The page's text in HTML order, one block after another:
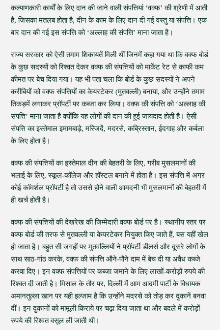
कल्याणकारी कार्यों के लिए दान की जाने वाली संपत्तियां ‘वक्फ’ की श्रेणी में आती
हैं, जिसका मतलब होता है, दीन के काम के लिए दान दी गई वस्तु या संपत्ति। एक
बार दान की गई इस संपत्ति को ‘अल्लाह की संपत्ति’ माना जाता है।
राज्य सरकार को ऐसी तमाम शिकायतें मिली थीं जिनमें कहा गया था कि वक्फ बोर्ड
के कुछ सदस्यों को रिश्वत देकर वक्फ की संपत्तियों को मार्केट रेट से काफी कम
कीमत पर बेच दिया गया। यह भी पता चला कि बोर्ड के कुछ सदस्यों ने अपने
करीबियों को वक्फ संपत्तियों का केयरटेकर (मुतवल्ली) बनाया, और उन्होंने तमाम
तिकड़में लगाकर प्रॉपर्टी पर कब्जा कर लिया। वक्फ की संपत्ति को ‘अल्लाह की
संपत्ति’ माना जाता है क्योंकि यह लोगों की दान की हुई जायदाद होती है। ऐसी
संपत्ति का इस्तेमाल इमामबाड़े, मस्जिदें, मदरसे, कब्रिस्तान, ईदगाह और कर्बला
के लिए होता है।
वक्फ की संपत्तियों का इस्तेमाल दीन की बेहतरी के लिए, गरीब मुसलमानों की
भलाई के लिए, स्कूल-कॉलेज और हॉस्टल बनाने में होता है। इस संपत्ति में अगर
कोई कॉमर्शल प्रॉपर्टी है तो उससे होने वाली आमदनी भी मुसलमानों की बेहतरी में
ही खर्च होती है।
वक्फ की संपत्तियों की देखरेख की जिम्मेदारी वक्फ बोर्ड पर है। स्थानीय स्तर पर
वक्फ बोर्ड की तरफ से मुतवल्ली या केयरटेकर नियुक्त किए जाते हैं, बस यहीं खेल
हो जाता है। बहुत सी जगहों पर मुतवल्लियों ने प्रॉपर्टी डीलर्स और दूसरे लोगों के
साथ साठ-गांठ करके, वक्फ की संपत्ति औने-पौने दाम में बेच दी या अवैध कब्जे
करवा दिए। इन वक्फ संपत्तियों पर कब्जा जमाने के लिए लाखों-करोड़ों रुपये की
रिश्वत दी जाती है। मिसाल के तौर पर, दिल्ली में आम आदमी पार्टी के विधायक
अमानतुल्ला खान पर यही इल्जाम है कि उन्होंने मदरसे को तोड़ कर दुकानें बनवा
दीं। इन दुकानों को मामूली किराये पर चढ़ा दिया जाता था और बदले में करोड़ों
रुपये की रिश्वत वसूल ली जाती थी।